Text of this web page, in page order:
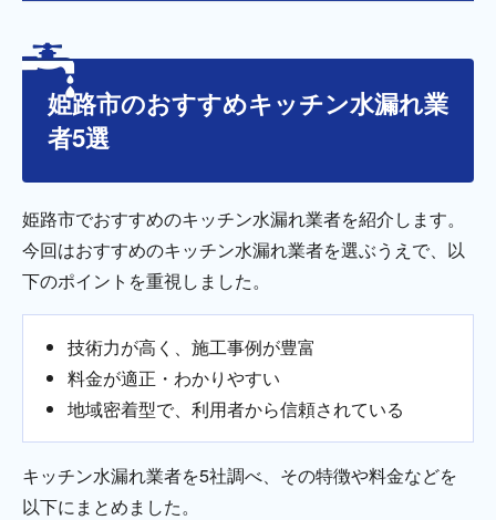
姫路市のおすすめキッチン水漏れ業
者5選
姫路市でおすすめのキッチン水漏れ業者を紹介します。
今回はおすすめのキッチン水漏れ業者を選ぶうえで、以
下のポイントを重視しました。
技術力が高く、施工事例が豊富
料金が適正・わかりやすい
地域密着型で、利用者から信頼されている
キッチン水漏れ業者を5社調べ、その特徴や料金などを
以下にまとめました。